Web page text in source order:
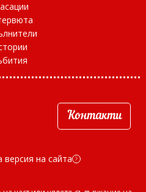
Контакти
на сайта d